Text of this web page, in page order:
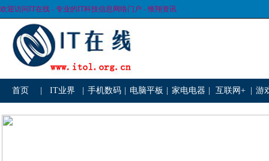
欢迎访问IT在线 - 专业的IT科技信息网络门户 - 惟翔资讯
首页 IT业界 手机数码 电脑平板 家电电器 互联网+ 游